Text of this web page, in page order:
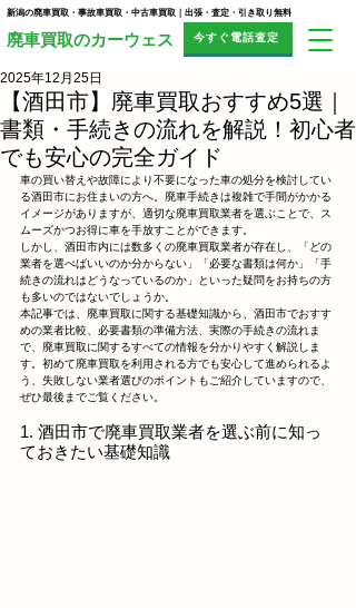
今すぐ電話査定
​廃車買取のカーウェス
新潟の廃車買取・事故車買取・中古車買取｜出張・査定・引き取り無料
【酒田市】廃車買取おすすめ5選｜
書類・手続きの流れを解説！初心者
でも安心の完全ガイド
2025年12月25日
車の買い替えや故障により不要になった車の処分を検討してい
る酒田市にお住まいの方へ。廃車手続きは複雑で手間がかかる
イメージがありますが、適切な廃車買取業者を選ぶことで、ス
ムーズかつお得に車を手放すことができます。
しかし、酒田市内には数多くの廃車買取業者が存在し、「どの
業者を選べばいいのか分からない」「必要な書類は何か」「手
続きの流れはどうなっているのか」といった疑問をお持ちの方
も多いのではないでしょうか。
本記事では、廃車買取に関する基礎知識から、酒田市でおすす
めの業者比較、必要書類の準備方法、実際の手続きの流れま
で、廃車買取に関するすべての情報を分かりやすく解説しま
す。初めて廃車買取を利用される方でも安心して進められるよ
う、失敗しない業者選びのポイントもご紹介していますので、
ぜひ最後までご覧ください。
1. 酒田市で廃車買取業者を選ぶ前に知っ
ておきたい基礎知識